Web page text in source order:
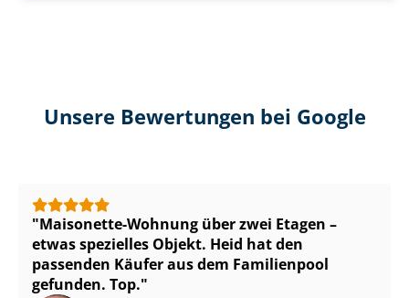
Unsere Bewertungen bei Google
Maisonette-Wohnung über zwei Etagen –
etwas spezielles Objekt. Heid hat den
passenden Käufer aus dem Familienpool
gefunden. Top.